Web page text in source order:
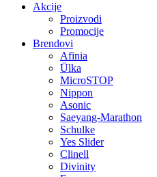
Akcije
Proizvodi
Promocije
Brendovi
Afinia
Ülka
MicroSTOP
Nippon
Asonic
Saeyang-Marathon
Schulke
Yes Slider
Clinell
Divinity